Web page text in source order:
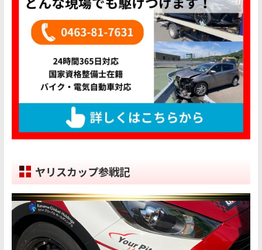
ヤリスカップ参戦記